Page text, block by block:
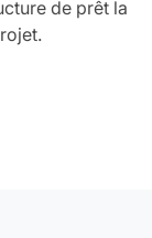
de prêt la